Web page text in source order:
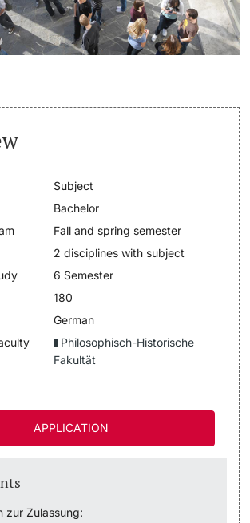
Verification
University of Basel
Subject
Bachelor
Fall and spring semester
2 disciplines with subject
6 Semester
180
German
Philosophisch-Historische
Fakultät
APPLICATION
zur Zulassung: